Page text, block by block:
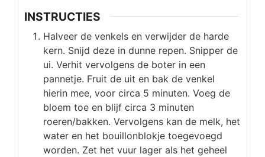
INSTRUCTIES
Halveer de venkels en verwijder de harde
kern. Snijd deze in dunne repen. Snipper de
ui. Verhit vervolgens de boter in een
pannetje. Fruit de uit en bak de venkel
hierin mee, voor circa 5 minuten. Voeg de
bloem toe en blijf circa 3 minuten
roeren/bakken. Vervolgens kan de melk, het
water en het bouillonblokje toegevoegd
worden. Zet het vuur lager als het geheel